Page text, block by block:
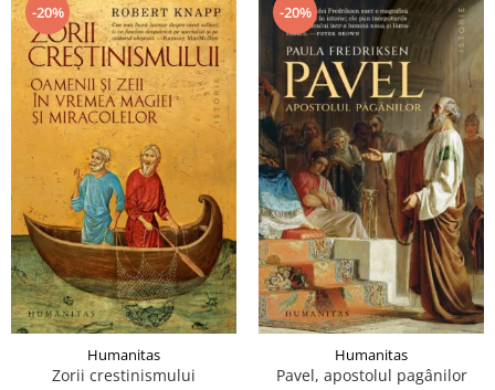
-20%
Humanitas
Zorii crestinismului
-20%
Humanitas
Pavel, apostolul pagânilor